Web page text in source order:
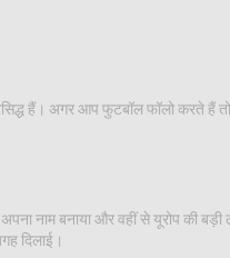
हैं। अगर आप फुटबॉल फॉलो करते हैं
नाम बनाया और वहीं से यूरोप की बड़ी
दिलाई।